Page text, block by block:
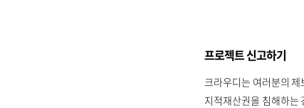
프로젝트 신고하기
크라우디는 여러분의
지적재산권을 침해하는